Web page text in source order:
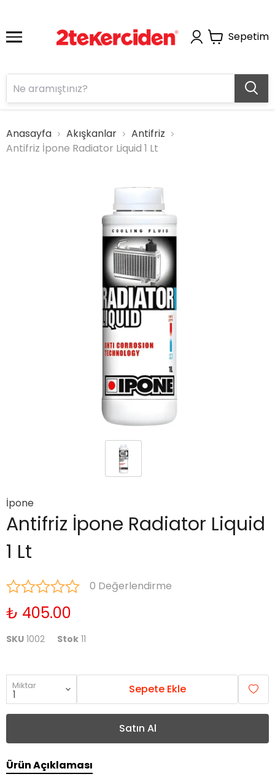
Sepetim
Anasayfa Akışkanlar
Antifriz
Antifriz İpone Radiator Liquid 1 Lt
İpone
Antifriz İpone Radiator Liquid
1 Lt
0 Değerlendirme
₺ 405.00
SKU 1002 Stok 11
Miktar Sepete Ekle
Satın Al
Ürün Açıklaması